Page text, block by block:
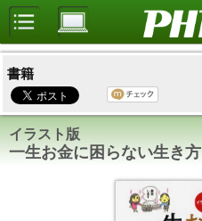
書籍
イラスト版
一生お金に困らない生き方